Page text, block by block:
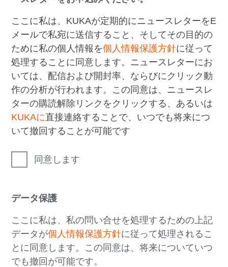
ここに私は、KUKAが定期的にニュースレターをE
メールで私宛に送信すること、そしてその目的の
ために私の個人情報を個人情報保護方針に従って
処理することに同意します。ニュースレターにお
いては、配信および開封率、ならびにクリック動
作の分析が行われます。この同意は、ニュースレ
ターの購読解除リンクをクリックする、あるいは
KUKAに直接連絡することで、いつでも将来につ
いて撤回することが可能です
同意します
データ保護
ここに私は、私の問い合せを処理するための上記
データが個人情報保護方針に従って処理されるこ
とに同意します。この同意は、将来についていつ
でも撤回が可能です。